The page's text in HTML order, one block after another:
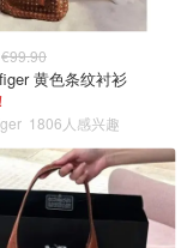
€99.90
黄色条纹衬衫
1806人感兴趣